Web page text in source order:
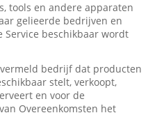
tools en andere apparaten
gelieerde bedrijven en
Service beschikbaar wordt
bedrijf dat producten
stelt, verkoopt,
en voor de
Overeenkomsten het